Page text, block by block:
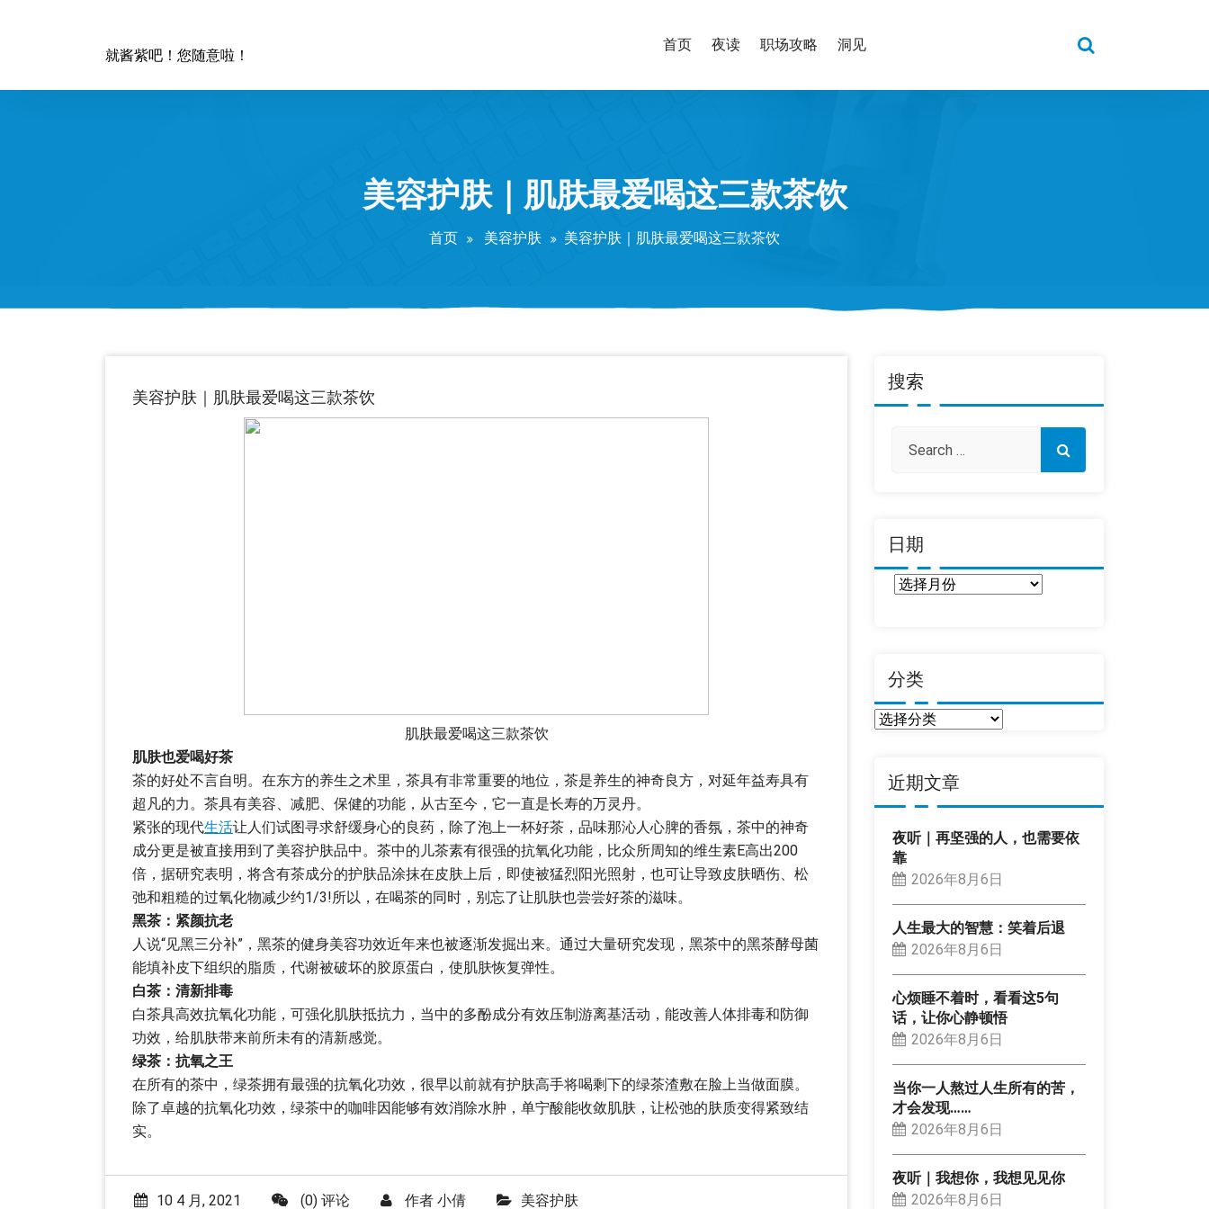
就酱紫吧！您随意啦！
首页 夜读 职场攻略 洞见
美容护肤｜肌肤最爱喝这三款茶饮
首页 美容护肤 美容护肤｜肌肤最爱喝这三款茶饮
美容护肤｜肌肤最爱喝这三款茶饮
肌肤最爱喝这三款茶饮
肌肤也爱喝好茶
茶的好处不言自明。在东方的养生之术里，茶具有非常重要的地位，茶是养生的神奇良方，对延年益寿具有
超凡的力。茶具有美容、减肥、保健的功能，从古至今，它一直是长寿的万灵丹。
紧张的现代生活让人们试图寻求舒缓身心的良药，除了泡上一杯好茶，品味那沁人心脾的香氛，茶中的神奇
成分更是被直接用到了美容护肤品中。茶中的儿茶素有很强的抗氧化功能，比众所周知的维生素E高出200
倍，据研究表明，将含有茶成分的护肤品涂抹在皮肤上后，即使被猛烈阳光照射，也可让导致皮肤晒伤、松
弛和粗糙的过氧化物减少约1/3!所以，在喝茶的同时，别忘了让肌肤也尝尝好茶的滋味。
黑茶：紧颜抗老
人说“见黑三分补”，黑茶的健身美容功效近年来也被逐渐发掘出来。通过大量研究发现，黑茶中的黑茶酵母菌
能填补皮下组织的脂质，代谢被破坏的胶原蛋白，使肌肤恢复弹性。
白茶：清新排毒
白茶具高效抗氧化功能，可强化肌肤抵抗力，当中的多酚成分有效压制游离基活动，能改善人体排毒和防御
功效，给肌肤带来前所未有的清新感觉。
绿茶：抗氧之王
在所有的茶中，绿茶拥有最强的抗氧化功效，很早以前就有护肤高手将喝剩下的绿茶渣敷在脸上当做面膜。
除了卓越的抗氧化功效，绿茶中的咖啡因能够有效消除水肿，单宁酸能收敛肌肤，让松弛的肤质变得紧致结
实。
10 4 月, 2021 (0) 评论 作者 小倩 美容护肤
搜索
日期
分类
分
近期文章
夜听｜再坚强的人，也需要依
靠
2026年8月6日
人生最大的智慧：笑着后退
2026年8月6日
心烦睡不着时，看看这5句
话，让你心静顿悟
2026年8月6日
当你一人熬过人生所有的苦，
才会发现……
2026年8月6日
夜听｜我想你，我想见见你
2026年8月6日